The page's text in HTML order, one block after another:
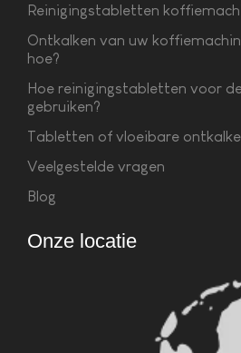
Reinigingstabletten
Ontkalken van uw
hoe?
Hoe reinigingstabletten voor
gebruiken?
Tabletten of vloeibare
Veelgestelde vragen
Blog
Onze locatie